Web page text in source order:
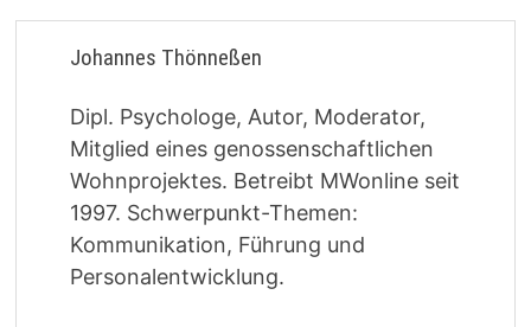
Johannes Thönneßen
Dipl. Psychologe, Autor, Moderator,
Mitglied eines genossenschaftlichen
Wohnprojektes. Betreibt MWonline seit
1997. Schwerpunkt-Themen:
Kommunikation, Führung und
Personalentwicklung.